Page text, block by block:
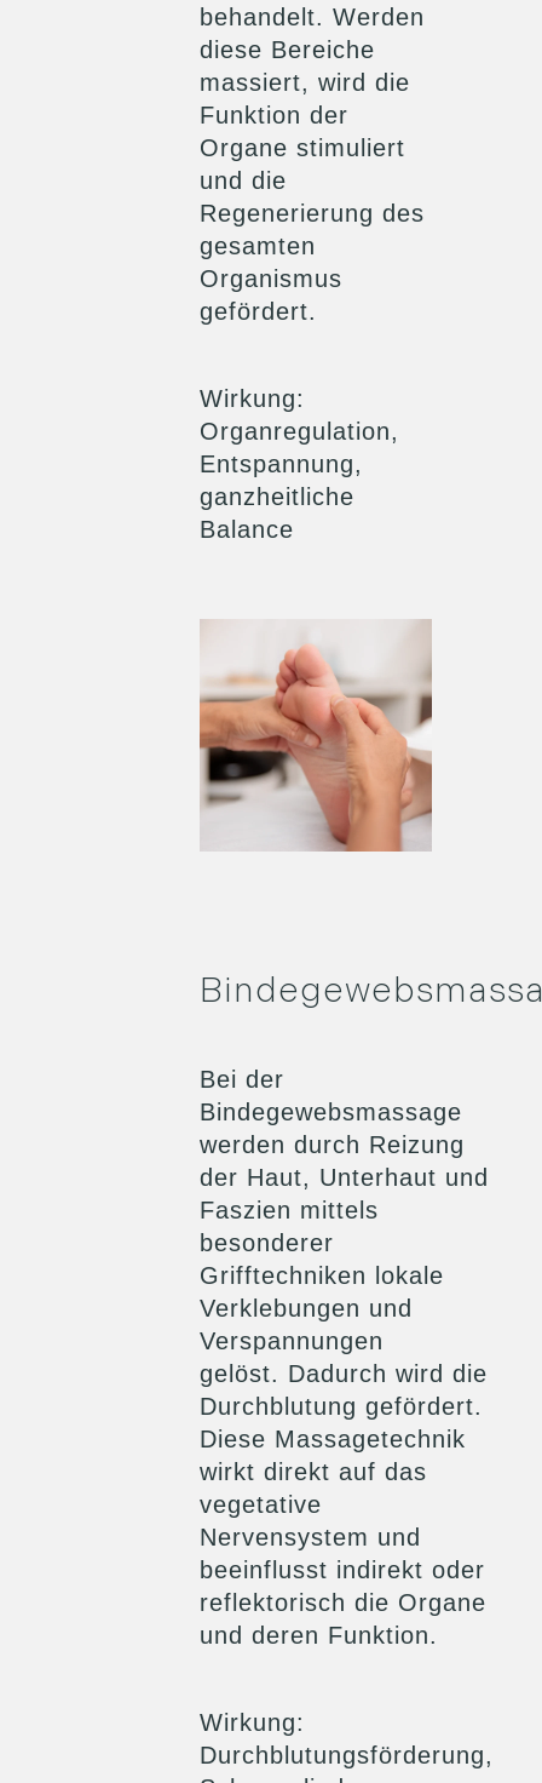
behandelt. Werden
diese Bereiche
massiert, wird die
Funktion der
Organe stimuliert
und die
Regenerierung des
gesamten
Organismus
gefördert.
Wirkung:
Organregulation,
Entspannung,
ganzheitliche
Balance
Bei der
Bindegewebsmassage
werden durch Reizung
der Haut, Unterhaut und
Faszien mittels
besonderer
Grifftechniken lokale
Verklebungen und
Verspannungen
gelöst. Dadurch wird die
Durchblutung gefördert.
Diese Massagetechnik
wirkt direkt auf das
vegetative
Nervensystem und
beeinflusst indirekt oder
reflektorisch die Organe
und deren Funktion.
Wirkung:
Durchblutungsförderung,